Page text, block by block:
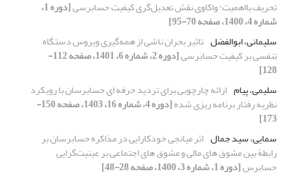
تحریف بااهمیت: واکاوی نقش تعدیل‌گری کیفیت حسابرسی [دوره 1،
شماره 4، 1400، صفحه 70-95]
سلیمانی، ابوالفضل تاثیر بحران ناشی از همه‌گیری ویروس‌ دستگاه
تنفسی بر کیفیت حسابرسی [دوره 2، شماره 6، 1401، صفحه 112-
128]
سلیمی، پیام ارائه چارچوبی برای تردید حرفه ای حسابرسان با رویکرد
نظریه رفتار برنامه ریزی شده [دوره 4، شماره 16، 1403، صفحه 150-
173]
سمایی، سید جمال اثر میانجی خودکارایی در مذاکره حسابرسان بر
رابطة بین مشوق های مالی و مشوق های اجتماعی بر عینیت‌گرایی
حسابرس[دوره 1، شماره 3، 1400، صفحه 28-48]